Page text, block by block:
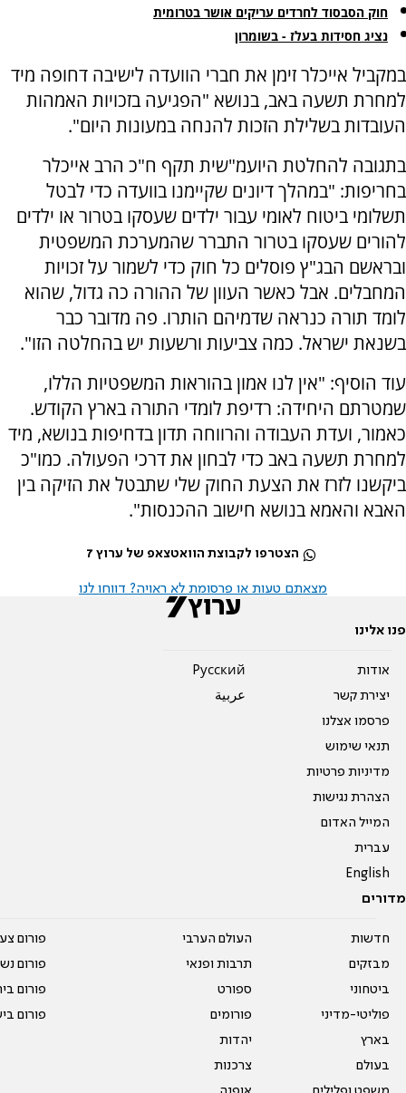
חוק הסבסוד לחרדים עריקים אושר בטרומית
נציג חסידות בעלז - בשומרון
במקביל אייכלר זימן את חברי הוועדה לישיבה דחופה מיד
למחרת תשעה באב, בנושא "הפגיעה בזכויות האמהות
העובדות בשלילת הזכות להנחה במעונות היום".
בתגובה להחלטת היועמ"שית תקף ח"כ הרב אייכלר
בחריפות: "במהלך דיונים שקיימנו בוועדה כדי לבטל
תשלומי ביטוח לאומי עבור ילדים שעסקו בטרור או ילדים
להורים שעסקו בטרור התברר שהמערכת המשפטית
ובראשם הבג"ץ פוסלים כל חוק כדי לשמור על זכויות
המחבלים. אבל כאשר העוון של ההורה כה גדול, שהוא
לומד תורה כנראה שדמיהם הותרו. פה מדובר כבר
בשנאת ישראל. כמה צביעות ורשעות יש בהחלטה הזו".
עוד הוסיף: "אין לנו אמון בהוראות המשפטיות הללו,
שמטרתם היחידה: רדיפת לומדי התורה בארץ הקודש.
כאמור, ועדת העבודה והרווחה תדון בדחיפות בנושא, מיד
למחרת תשעה באב כדי לבחון את דרכי הפעולה. כמו"כ
ביקשנו לזרז את הצעת החוק שלי שתבטל את הזיקה בין
האבא והאמא בנושא חישוב ההכנסות".
הצטרפו לקבוצת הוואטצאפ של ערוץ 7
מצאתם טעות או פרסומת לא ראויה? דווחו לנו
פנו אלינו
אודות
יצירת קשר
פרסמו אצלנו
תנאי שימוש
מדיניות פרטיות
הצהרת נגישות
המייל האדום
עברית
English
Pусский
عربية
מדורים
חדשות
מבזקים
ביטחוני
פוליטי-מדיני
בארץ
בעולם
העולם הערבי
תרבות ופנאי
ספורט
פורומים
יהדות
צרכנות
פורום
פורום
פורום
פורום